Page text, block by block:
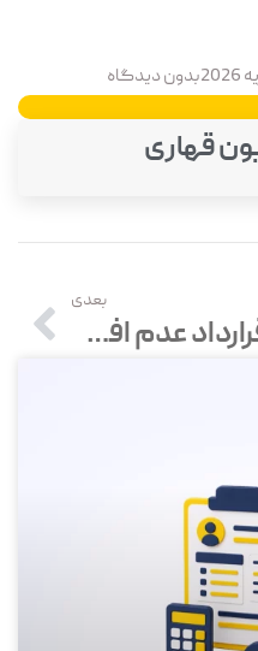
بدون دیدگاه
قهاری
بعدی
قرارداد عدم افشای اطلاعات یا NDA چیست؟ دانلود فایل PDF و Word